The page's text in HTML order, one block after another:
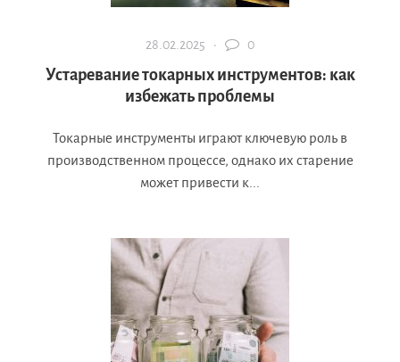
28.02.2025 · 0
Устаревание токарных инструментов: как
избежать проблемы
Токарные инструменты играют ключевую роль в
производственном процессе, однако их старение
может привести к...